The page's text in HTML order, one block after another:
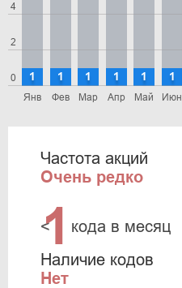
0
2
4
Янв
1
Фев
1
Мар
1
Апр
1
Май
1
Июн
1
Частота акций
Очень редко
<
1 кода в месяц
Наличие кодов
Нет